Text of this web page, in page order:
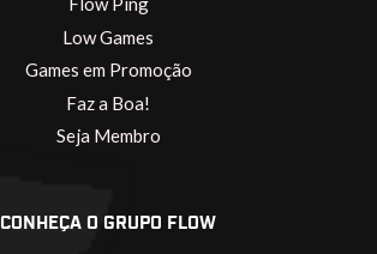
Low Games
Games em Promoção
Faz a Boa!
Seja Membro
CONHEÇA O GRUPO FLOW